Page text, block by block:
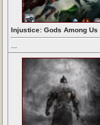
Injustice: Gods Among Us